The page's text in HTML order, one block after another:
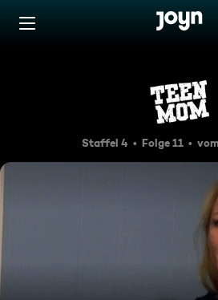
Zum Inhalt springen
Staffel 4 Folge 11